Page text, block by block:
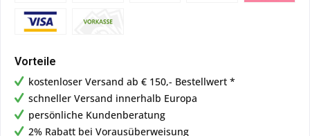
Vorteile
kostenloser Versand ab € 150,- Bestellwert *
schneller Versand innerhalb Europa
persönliche Kundenberatung
2% Rabatt bei Vorausüberweisung